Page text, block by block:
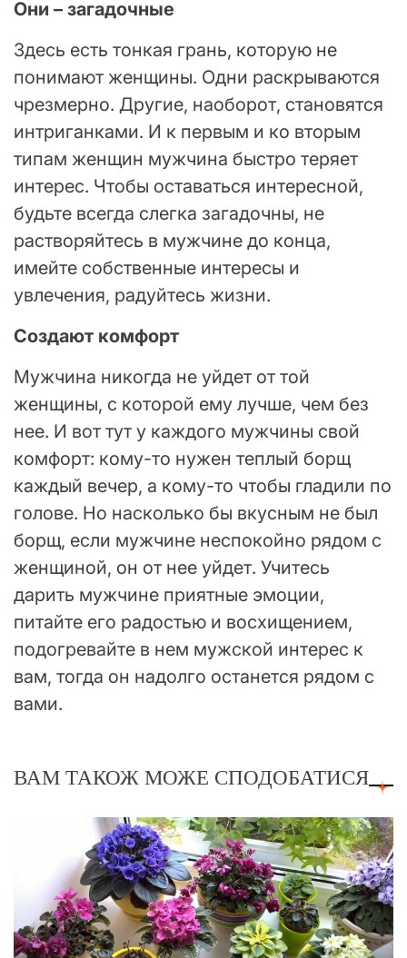
Они – загадочные
Здесь есть тонкая грань, которую не
понимают женщины. Одни раскрываются
чрезмерно. Другие, наоборот, становятся
интриганками. И к первым и ко вторым
типам женщин мужчина быстро теряет
интерес. Чтобы оставаться интересной,
будьте всегда слегка загадочны, не
растворяйтесь в мужчине до конца,
имейте собственные интересы и
увлечения, радуйтесь жизни.
Создают комфорт
Мужчина никогда не уйдет от той
женщины, с которой ему лучше, чем без
нее. И вот тут у каждого мужчины свой
комфорт: кому-то нужен теплый борщ
каждый вечер, а кому-то чтобы гладили по
голове. Но насколько бы вкусным не был
борщ, если мужчине неспокойно рядом с
женщиной, он от нее уйдет. Учитесь
дарить мужчине приятные эмоции,
питайте его радостью и восхищением,
подогревайте в нем мужской интерес к
вам, тогда он надолго останется рядом с
вами.
ВАМ ТАКОЖ МОЖЕ СПОДОБАТИСЯ